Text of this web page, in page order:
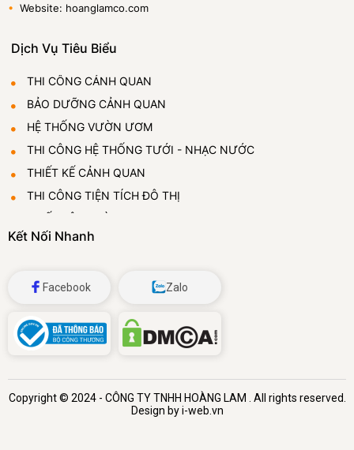
• Website: hoanglamco.com
Dịch Vụ Tiêu Biểu
THI CÔNG CẢNH QUAN
BẢO DƯỠNG CẢNH QUAN
HỆ THỐNG VƯỜN ƯƠM
THI CÔNG HỆ THỐNG TƯỚI - NHẠC NƯỚC
THIẾT KẾ CẢNH QUAN
THI CÔNG TIỆN TÍCH ĐÔ THỊ
CUNG CẤP VÀ CHO THUÊ CÂY CẢNH
Kết Nối Nhanh
Facebook Zalo
Copyright © 2024 - CÔNG TY TNHH HOÀNG LAM . All rights reserved.
Design by i-web.vn